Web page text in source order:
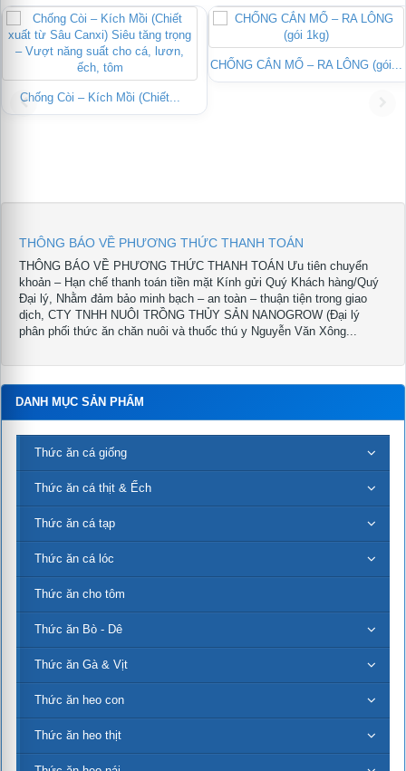
Chống Còi – Kích Mồi (Chiết...
CHỐNG CẮN MỔ – RA LÔNG (gói...
THÔNG BÁO VỀ PHƯƠNG THỨC THANH TOÁN
THÔNG BÁO VỀ PHƯƠNG THỨC THANH TOÁN Ưu tiên chuyển
khoản – Hạn chế thanh toán tiền mặt Kính gửi Quý Khách hàng/Quý
Đại lý, Nhằm đảm bảo minh bạch – an toàn – thuận tiện trong giao
dịch, CTY TNHH NUÔI TRỒNG THỦY SẢN NANOGROW (Đại lý
phân phối thức ăn chăn nuôi và thuốc thú y Nguyễn Văn Xông...
DANH MỤC SẢN PHẨM
Thức ăn cá giống
Thức ăn cá thịt & Ếch
Thức ăn cá tạp
Thức ăn cá lóc
Thức ăn cho tôm
Thức ăn Bò - Dê
Thức ăn Gà & Vịt
Thức ăn heo con
Thức ăn heo thịt